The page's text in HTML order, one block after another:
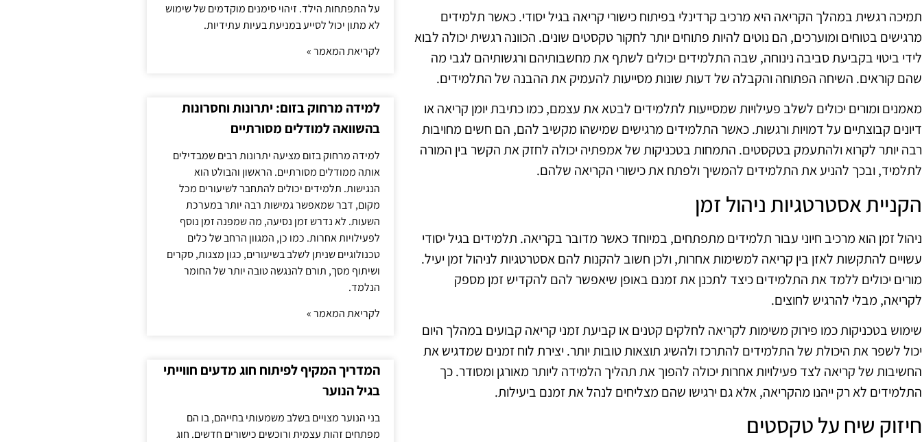
תמיכה רגשית במהלך הקריאה היא מרכיב קרדינלי בפיתוח כישורי קריאה בגיל יסודי. כאשר תלמידים
מרגישים בטוחים ומוערכים, הם נוטים להיות פתוחים יותר לחקור טקסטים שונים. הכוונה רגשית יכולה לבוא
לידי ביטוי בקביעת סביבה נינוחה, שבה התלמידים יכולים לשתף את מחשבותיהם ורגשותיהם לגבי מה
שהם קוראים. השיחה הפתוחה והקבלה של דעות שונות מסייעות להעמיק את ההבנה של התלמידים.
מאמנים ומורים יכולים לשלב פעילויות שמסייעות לתלמידים לבטא את עצמם, כמו כתיבת יומן קריאה או
דיונים קבוצתיים על דמויות ורגשות. כאשר התלמידים מרגישים שמישהו מקשיב להם, הם חשים מחויבות
רבה יותר לקרוא ולהתעמק בטקסטים. התמחות בטכניקות של אמפתיה יכולה לחזק את הקשר בין המורה
לתלמיד, ובכך להניע את התלמידים להמשיך ולפתח את כישורי הקריאה שלהם.
הקניית אסטרטגיות ניהול זמן
ניהול זמן הוא מרכיב חיוני עבור תלמידים מתפתחים, במיוחד כאשר מדובר בקריאה. תלמידים בגיל יסודי
עשויים להתקשות לאזן בין קריאה למשימות אחרות, ולכן חשוב להקנות להם אסטרטגיות לניהול זמן יעיל.
מורים יכולים ללמד את התלמידים כיצד לתכנן את זמנם באופן שיאפשר להם להקדיש זמן מספק
לקריאה, מבלי להרגיש לחוצים.
שימוש בטכניקות כמו פירוק משימות לקריאה לחלקים קטנים או קביעת זמני קריאה קבועים במהלך היום
יכול לשפר את היכולת של התלמידים להתרכז ולהשיג תוצאות טובות יותר. יצירת לוח זמנים שמדגיש את
החשיבות של קריאה לצד פעילויות אחרות יכולה להפוך את תהליך הלמידה ליותר מאורגן ומסודר. כך
התלמידים לא רק ייהנו מהקריאה, אלא גם ירגישו שהם מצליחים לנהל את זמנם ביעילות.
חיזוק שיח על טקסטים
על התפתחות הילד. זיהוי סימנים מוקדמים של שימוש
לא מתון יכול לסייע במניעת בעיות עתידיות.
לקריאת המאמר »
למידה מרחוק בזום: יתרונות וחסרונות
בהשוואה למודלים מסורתיים
למידה מרחוק בזום מציעה יתרונות רבים שמבדילים
אותה ממודלים מסורתיים. הראשון והבולט הוא
הנגישות. תלמידים יכולים להתחבר לשיעורים מכל
מקום, דבר שמאפשר גמישות רבה יותר במערכת
השעות. לא נדרש זמן נסיעה, מה שמפנה זמן נוסף
לפעילויות אחרות. כמו כן, המגוון הרחב של כלים
טכנולוגיים שניתן לשלב בשיעורים, כגון מצגות, סקרים
ושיתוף מסך, תורם להנגשה טובה יותר של החומר
הנלמד.
לקריאת המאמר »
המדריך המקיף לפיתוח חוג מדעים חווייתי
בגיל הנוער
בני הנוער מצויים בשלב משמעותי בחייהם, בו הם
מפתחים זהות עצמית ורוכשים כישורים חדשים. חוג